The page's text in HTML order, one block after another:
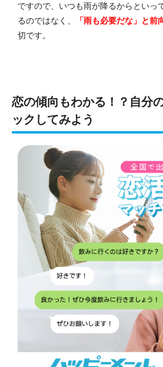
ですので、いつも雨が降るからといっ
るのではなく、
「雨も必要だな」と前
切です。
恋の傾向もわかる！？自分
ックしてみよう